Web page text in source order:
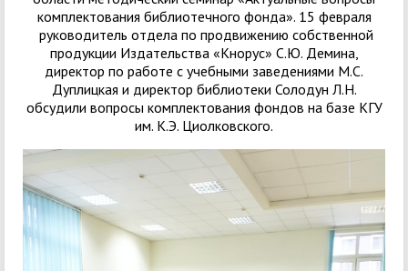
комплектования библиотечного фонда». 15 февраля
руководитель отдела по продвижению собственной
продукции Издательства «Кнорус» С.Ю. Демина,
директор по работе с учебными заведениями М.С.
Дуплицкая и директор библиотеки Солодун Л.Н.
обсудили вопросы комплектования фондов на базе КГУ
им. К.Э. Циолковского.